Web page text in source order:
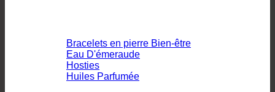
Bracelets en pierre Bien-être
Eau D'émeraude
Hosties
Huiles Parfumée